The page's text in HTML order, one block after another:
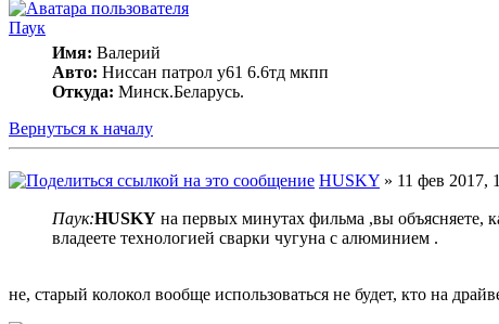
Паук
Имя: Валерий
Авто: Ниссан патрол у61 6.6тд мкпп
Откуда: Минск.Беларусь.
Вернуться к началу
HUSKY » 11 фев 2017,
Паук:HUSKY на первых минутах фильма ,вы объясняете,
владеете технологией сварки чугуна с алюминием .
не, старый колокол вообще использоваться не будет, кто на